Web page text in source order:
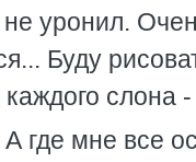
не уронил.
Буду
слона -
где мне все